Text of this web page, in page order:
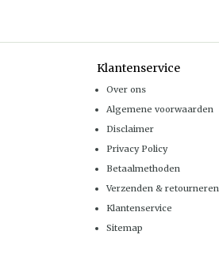
Klantenservice
Over ons
Algemene voorwaarden
Disclaimer
Privacy Policy
Betaalmethoden
Verzenden & retourneren
Klantenservice
Sitemap